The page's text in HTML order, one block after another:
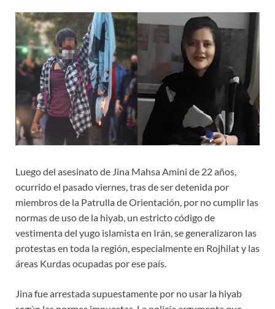
Luego del asesinato de Jina Mahsa Amini de 22 años,
ocurrido el pasado viernes, tras de ser detenida por
miembros de la Patrulla de Orientación, por no cumplir las
normas de uso de la hiyab, un estricto código de
vestimenta del yugo islamista en Irán, se generalizaron las
protestas en toda la región, especialmente en Rojhilat y las
áreas Kurdas ocupadas por ese país.
Jina fue arrestada supuestamente por no usar la hiyab